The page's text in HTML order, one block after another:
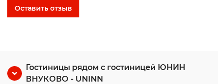
Оставить отзыв
Гостиницы рядом с гостиницей ЮНИН
ВНУКОВО - UNINN